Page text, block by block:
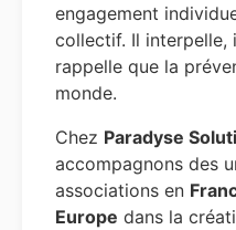
engagement
collectif. Il interpelle,
rappelle que la
monde.
Chez Paradyse
accompagnons des
associations en
Europe dans la